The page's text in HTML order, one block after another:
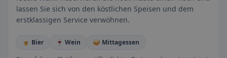
lassen Sie sich von den köstlichen Speisen und dem
erstklassigen Service verwöhnen.
🍺 Bier 🍷 Wein
🥪 Mittagessen